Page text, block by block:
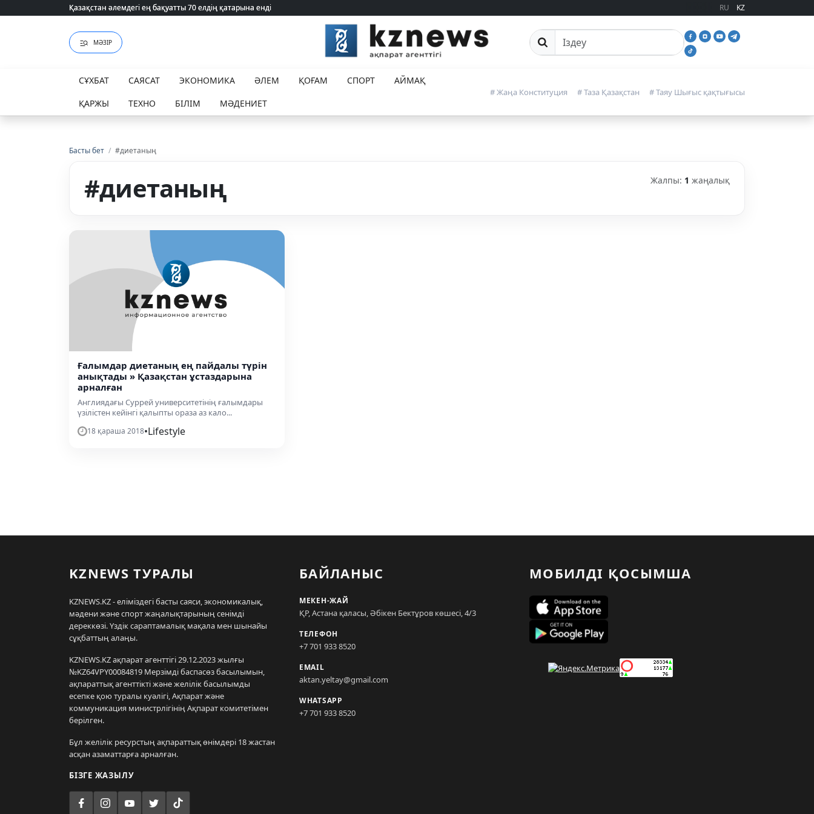
Қазақстан әлемдегі ең бақуатты 70 елдің қатарына енді
Қазақстан әлемдегі ең бақуатты 70 елдің қатарына енді RU KZ
МӘЗІР Сайттан іздеу
СҰХБАТ САЯСАТ ЭКОНОМИКА ӘЛЕМ ҚОҒАМ СПОРТ
АЙМАҚ
ҚАРЖЫ
ТЕХНО БІЛІМ МӘДЕНИЕТ
# Жаңа Конституция # Таза Қазақстан # Таяу Шығыс қақтығысы
Басты бет / #диетаның
#диетаның Жалпы: 1 жаңалық
Ғалымдар диетаның ең пайдалы түрін
анықтады » Қазақстан ұстаздарына
арналған
Англиядағы Суррей университетінің ғалымдары
үзілістен кейінгі қалыпты ораза аз кало...
18 қараша 2018•Lifestyle
KZNEWS ТУРАЛЫ
KZNEWS.KZ - еліміздегі басты саяси, экономикалық,
мәдени және спорт жаңалықтарының сенімді
дереккөзі. Үздік сараптамалық мақала мен шынайы
сұқбаттың алаңы.
KZNEWS.KZ ақпарат агенттігі 29.12.2023 жылғы
№KZ64VPY00084819 Мерзімді баспасөз басылымын,
ақпараттық агенттікті және желілік басылымды
есепке қою туралы куәлігі, Ақпарат және
коммуникация министрлігінің Ақпарат комитетімен
берілген.
Бұл желілік ресурстың ақпараттық өнімдері 18 жастан
асқан азаматтарға арналған.
БІЗГЕ ЖАЗЫЛУ
БАЙЛАНЫС
МЕКЕН-ЖАЙ
ҚР, Астана қаласы, Әбікен Бектұров көшесі, 4/3
ТЕЛЕФОН
+7 701 933 8520
EMAIL
aktan.yeltay@gmail.com
WHATSAPP
+7 701 933 8520
МОБИЛДІ ҚОСЫМША